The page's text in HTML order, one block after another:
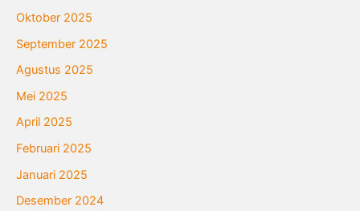
Oktober 2025
September 2025
Agustus 2025
Mei 2025
April 2025
Februari 2025
Januari 2025
Desember 2024